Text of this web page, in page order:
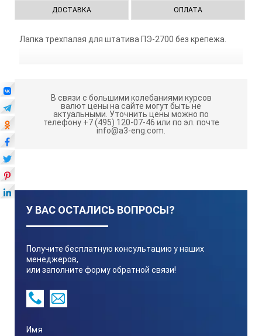
ДОСТАВКА ОПЛАТА
Лапка трехпалая для штатива ПЭ-2700 без крепежа.
В связи с большими колебаниями курсов
валют цены на сайте могут быть не
актуальными. Уточнить цены можно по
телефону +7 (495) 120-07-46 или по эл. почте
info@a3-eng.com.
У ВАС ОСТАЛИСЬ ВОПРОСЫ?
Получите бесплатную консультацию у наших
менеджеров,
или заполните форму обратной связи!